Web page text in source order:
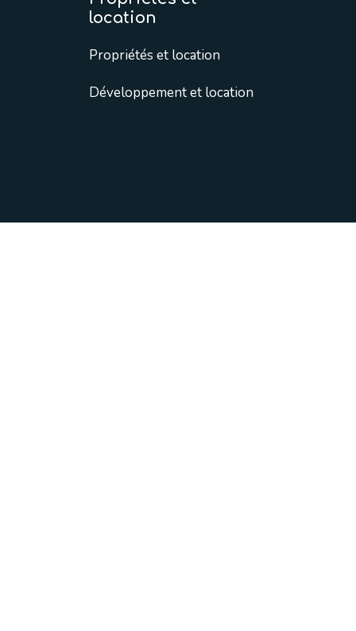
location
Propriétés et location
Développement et location